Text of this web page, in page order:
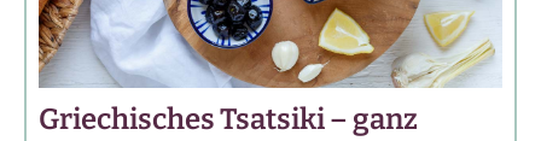
Griechisches Tsatsiki – ganz